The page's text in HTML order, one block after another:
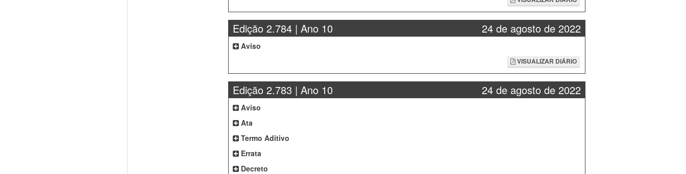
Edição 2.784 | Ano 10 24 de agosto de 2022
Aviso
VISUALIZAR DIÁRIO
Edição 2.783 | Ano 10 24 de agosto de 2022
Aviso
Ata
Termo Aditivo
Errata
Decreto